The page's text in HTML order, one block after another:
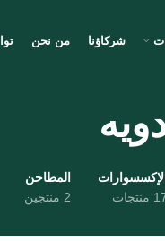
شركاؤنا من نحن
الإكسسوارات
المطاحن
2 منتجين